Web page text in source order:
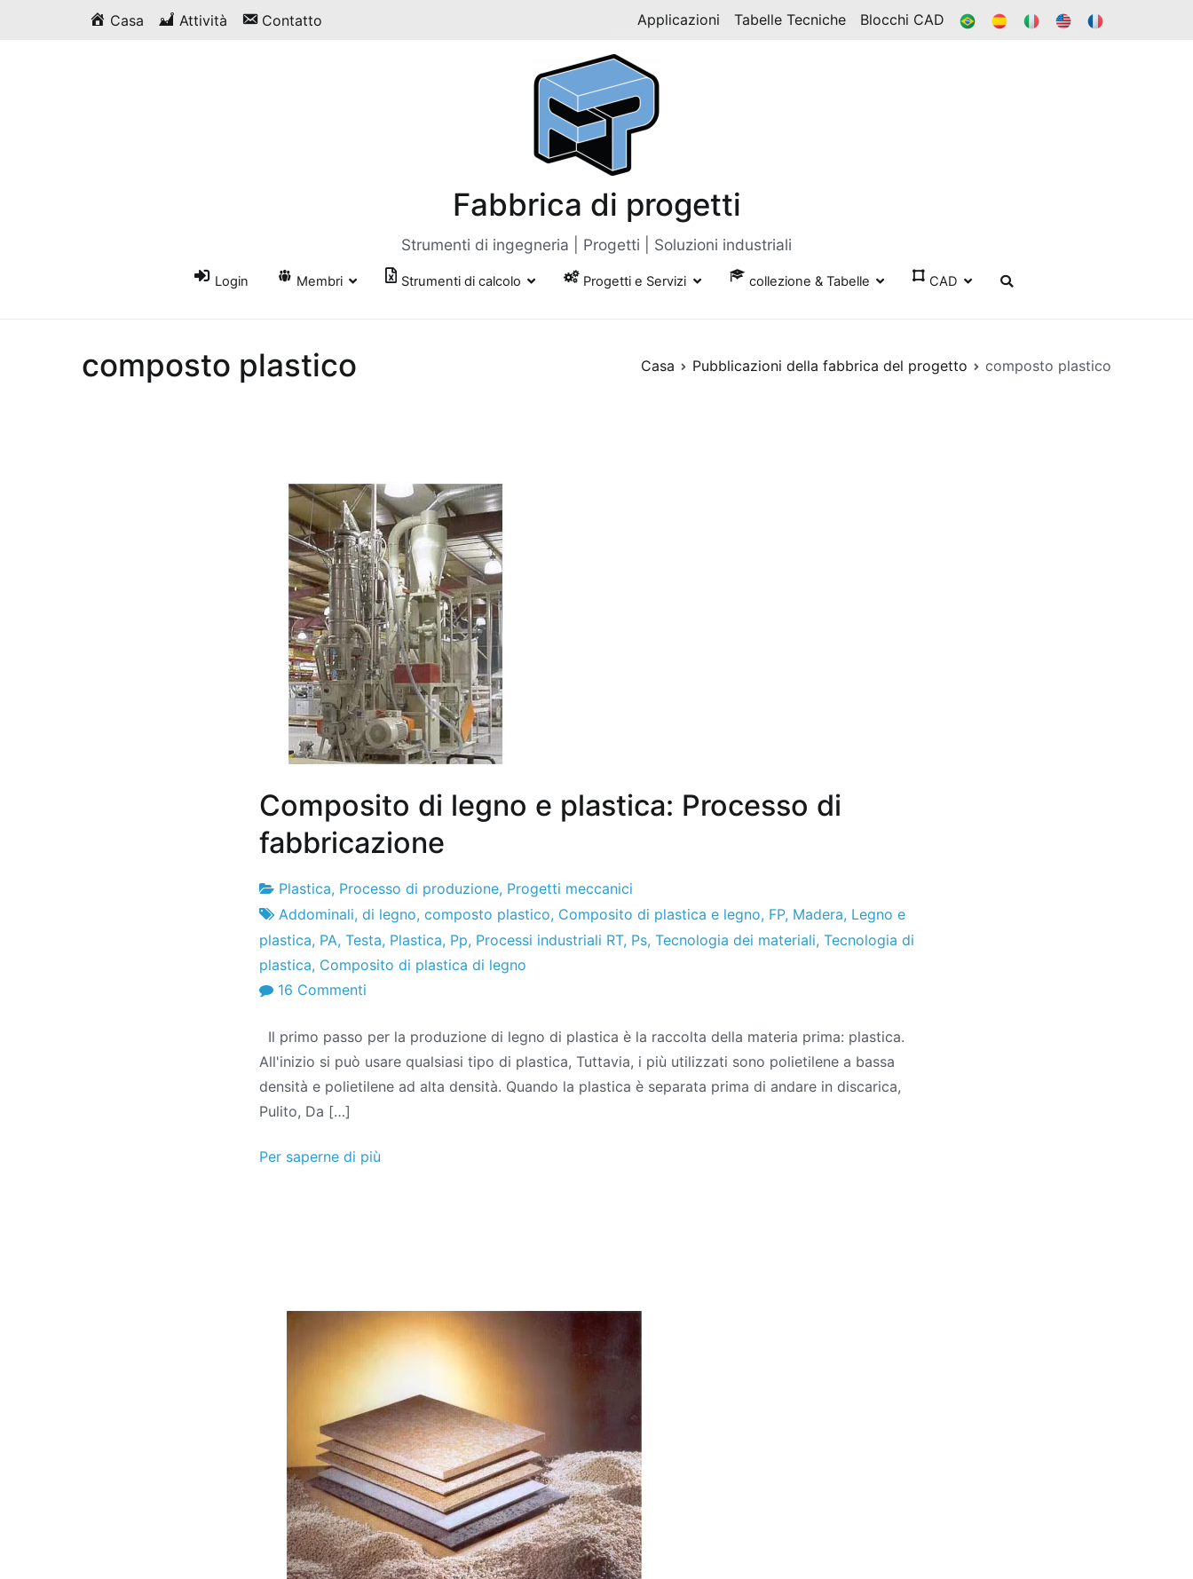
Casa Attività Contatto Applicazioni Tabelle Tecniche Blocchi CAD BR ES ESSO
Fabbrica di progetti
Strumenti di ingegneria | Progetti | Soluzioni industriali
Login Membri Strumenti di calcolo Progetti e Servizi collezione & Tabelle CAD
composto plastico Casa Pubblicazioni della fabbrica del progetto composto plastico
Composito di legno e plastica: Processo di
fabbricazione
Fabbrica
di
progetti
15
di
marzo
di
Plastica, Processo di produzione, Progetti meccanici
Addominali, di legno, composto plastico, Composito di plastica e legno, FP, Madera, Legno e
plastica, PA, Testa, Plastica, Pp, Processi industriali RT, Ps, Tecnologia dei materiali, Tecnologia di
plastica, Composito di plastica di legno
16 Commenti
di
legno
e
di
Il primo passo per la produzione di legno di plastica è la raccolta della materia prima: plastica.
All'inizio si può usare qualsiasi tipo di plastica, Tuttavia, i più utilizzati sono polietilene a bassa
densità e polietilene ad alta densità. Quando la plastica è separata prima di andare in discarica,
Pulito, Da […]
Per saperne di più